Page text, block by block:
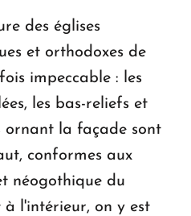
des églises
et orthodoxes de
impeccable : les
les bas-reliefs et
ornant la façade sont
conformes aux
néogothique du
à l'intérieur, on y est